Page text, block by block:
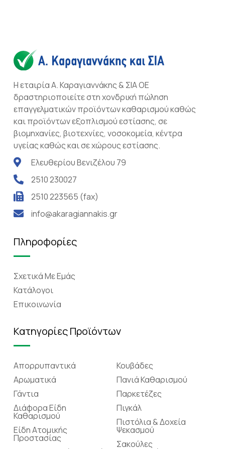
Η εταιρία Α. Καραγιαννάκης & ΣΙΑ ΟΕ
δραστηριοποιείτε στη χονδρική πώληση
επαγγελματικών προϊόντων καθαρισμού καθώς
και προϊόντων εξοπλισμού εστίασης, σε
βιομηχανίες, βιοτεχνίες, νοσοκομεία, κέντρα
υγείας καθώς και σε χώρους εστίασης.
Ελευθερίου Βενιζέλου 79
2510 230027
2510 223565 (fax)
info@akaragiannakis.gr
Πληροφορίες
Σχετικά Mε Eμάς
Κατάλογοι
Επικοινωνία
Κατηγορίες Προϊόντων
Απορρυπαντικά
Αρωματικά
Γάντια
Διάφορα Είδη
Καθαρισμού
Είδη Ατομικής
Προστασίας
Κουβάδες
Πανιά Καθαρισμού
Παρκετέζες
Πιγκάλ
Πιστόλια & Δοχεία
Ψεκασμού
Σακούλες